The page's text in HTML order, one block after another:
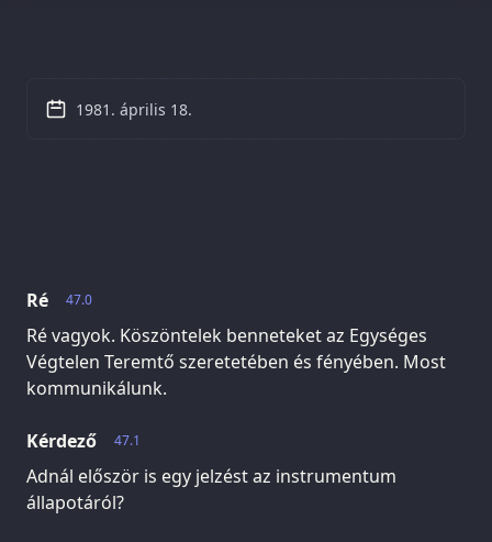
47.0
Ré
Ré vagyok. Köszöntelek benneteket az Egységes
Végtelen Teremtő szeretetében és fényében. Most
kommunikálunk.
47.1
Kérdező
Adnál először is egy jelzést az instrumentum
állapotáról?
1981. április 18.